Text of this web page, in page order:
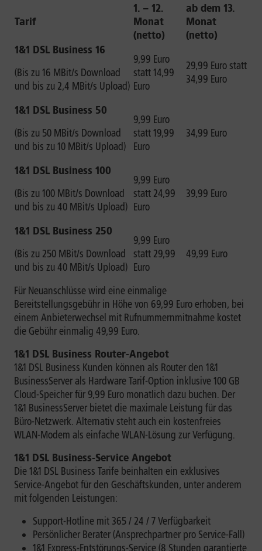
Tarif
1. – 12.
Monat
(netto)
ab dem 13.
Monat
(netto)
1&1 DSL Business 16
(Bis zu 16 MBit/s Download
und bis zu 2,4 MBit/s Upload)
9,99 Euro
statt 14,99
Euro
29,99 Euro statt
34,99 Euro
1&1 DSL Business 50
(Bis zu 50 MBit/s Download
und bis zu 10 MBit/s Upload)
9,99 Euro
statt 19,99
Euro
34,99 Euro
1&1 DSL Business 100
(Bis zu 100 MBit/s Download
und bis zu 40 MBit/s Upload)
9,99 Euro
statt 24,99
Euro
39,99 Euro
1&1 DSL Business 250
(Bis zu 250 MBit/s Download
und bis zu 40 MBit/s Upload)
9,99 Euro
statt 29,99
Euro
49,99 Euro
Für Neuanschlüsse wird eine einmalige
Bereitstellungsgebühr in Höhe von 69,99 Euro erhoben, bei
einem Anbieterwechsel mit Rufnummernmitnahme kostet
die Gebühr einmalig 49,99 Euro.
1&1 DSL Business Router-Angebot
1&1 DSL Business Kunden können als Router den 1&1
BusinessServer als Hardware Tarif-Option inklusive 100 GB
Cloud-Speicher für 9,99 Euro monatlich dazu buchen. Der
1&1 BusinessServer bietet die maximale Leistung für das
Büro-Netzwerk. Alternativ steht auch ein kostenfreies
WLAN-Modem als einfache WLAN-Lösung zur Verfügung.
1&1 DSL Business-Service Angebot
Die 1&1 DSL Business Tarife beinhalten ein exklusives
Service-Angebot für den Geschäftskunden, unter anderem
mit folgenden Leistungen:
Support-Hotline mit 365 / 24 / 7 Verfügbarkeit
Persönlicher Berater (Ansprechpartner pro Service-Fall)
1&1 Express-Entstörungs-Service (8 Stunden garantierte